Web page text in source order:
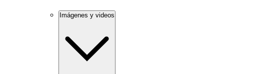
Imágenes y videos